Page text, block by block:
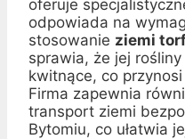
oferuje
odpowiada na
stosowanie ziemi
sprawia, że jej
kwitnące, co
Firma zapewnia
transport ziemi
Bytomiu, co ułatwia